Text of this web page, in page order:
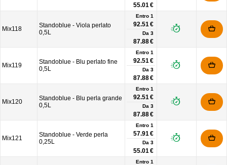
55.01 €
Mix118
Standoblue - Viola perlato
0,5L
Entro 1
92.51 €
Da 3
87.88 €
Mix119
Standoblue - Blu perlato fine
0,5L
Entro 1
92.51 €
Da 3
87.88 €
Mix120
Standoblue - Blu perla grande
0,5L
Entro 1
92.51 €
Da 3
87.88 €
Mix121
Standoblue - Verde perla
0,25L
Entro 1
57.91 €
Da 3
55.01 €
Entro 1